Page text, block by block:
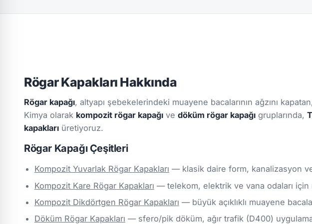
Rögar Kapakları Hakkında
Rögar kapağı, altyapı şebekelerindeki muayene bacalarının ağzını
Kimya olarak kompozit rögar kapağı ve döküm rögar kapağı gruplarında,
kapakları üretiyoruz.
Rögar Kapağı Çeşitleri
Kompozit Yuvarlak Rögar Kapakları — klasik daire form, kanalizasyon
Kompozit Kare Rögar Kapakları — telekom, elektrik ve vana odaları için
Kompozit Dikdörtgen Rögar Kapakları — büyük açıklıklı muayene
Döküm Rögar Kapakları — sfero/pik döküm, ağır trafik (D400)